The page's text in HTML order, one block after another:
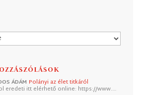
ÁDÁM Polányi az élet titkáról
eredeti itt elérhető online: https://www.…